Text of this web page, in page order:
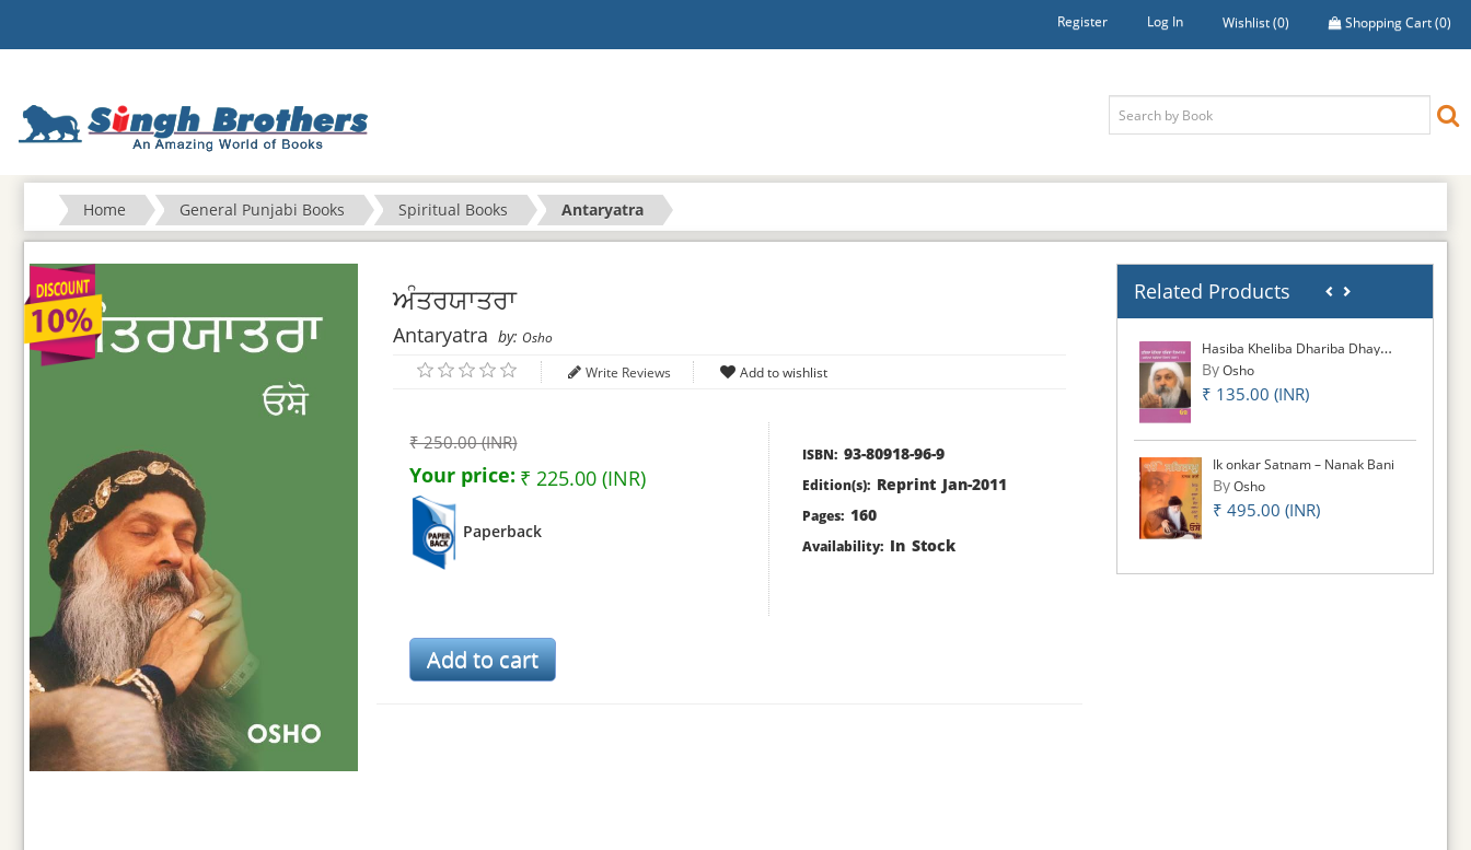
Register Log In Wishlist(0) Shopping Cart(0)
Home General Punjabi Books Spiritual Books Antaryatra
ਅੰਤਰਯਾਤਰਾ
Antaryatra by: Osho
Write Reviews
₹ 250.00 (INR)
Your price: ₹ 225.00 (INR)
Paperback
ISBN: 93-80918-96-9
Edition(s): Reprint Jan-2011
Pages: 160
Availability: In Stock
Related Products
Hasiba Kheliba Dhariba Dhayanam
ByOsho
₹ 135.00 (INR)
Ik onkar Satnam – Nanak Bani
ByOsho
₹ 495.00 (INR)